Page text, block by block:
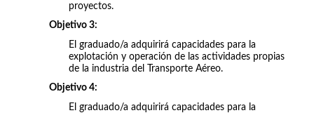
proyectos.
Objetivo 3:
El graduado/a adquirirá capacidades para la
explotación y operación de las actividades propias
de la industria del Transporte Aéreo.
Objetivo 4:
El graduado/a adquirirá capacidades para la